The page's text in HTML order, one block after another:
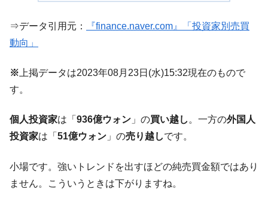
『Money1』
韓国『国民年金公団』株価暴落で200兆蒸
ャンペーン」⇒ あの名物教授も登場！
『Money1』
『Money1』
韓国鉄鋼最大手『POSCO』ズブズブ沈む。
営業利益80.2％も減少
にぶん殴る法案」提出！⇒ クーパン問題は合衆国企業に対
する差別。許してはおかぬ
⇒データ引用元：
『finance.naver.com』「投資家別売買
動向」
※ 上掲データは2023年08月23日(水)15:32現在のもので
す。
個人投資家は「 936億ウォン 」の買い越し。一方の外国人
投資家は「 51億ウォン 」の売り越しです。
小場です。強いトレンドを出すほどの純売買金額ではあり
ません。こういうときは下がりますね。